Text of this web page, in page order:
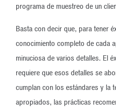
programa de muestreo de un
Basta con decir que, para tener
conocimiento completo de cada
minuciosa de varios detalles. El
requiere que esos detalles se
cumplan con los estándares y la
apropiados, las prácticas